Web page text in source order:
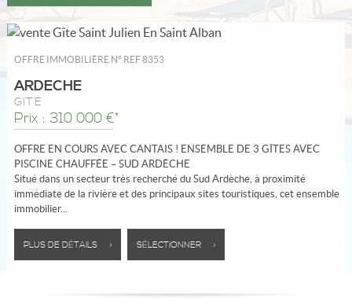
OFFRE IMMOBILIÈRE N° REF 8353
ARDECHE
GÎTE
Prix : 310 000 €*
OFFRE EN COURS AVEC CANTAIS ! ENSEMBLE DE 3 GÎTES AVEC
PISCINE CHAUFFÉE – SUD ARDÈCHE
Situé dans un secteur très recherché du Sud Ardèche, à proximité
immédiate de la rivière et des principaux sites touristiques, cet ensemble
immobilier...
PLUS DE DÉTAILS > SÉLECTIONNER >